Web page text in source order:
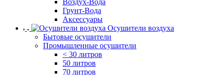
Воздух-Вода
Грунт-Вода
Аксессуары
Осушители воздуха
Бытовые осушители
Промышленные осушители
< 30 литров
50 литров
70 литров